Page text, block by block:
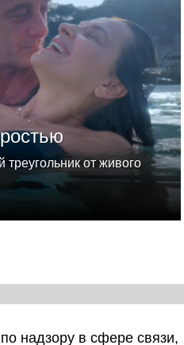
от живого
надзору в сфере связи,